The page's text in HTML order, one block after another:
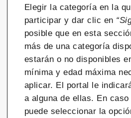
Elegir la categoría en la
participar y dar clic en
posible que en esta
más de una categoría
estarán o no disponibles
mínima y edad máxima
aplicar. El portal le
a alguna de ellas. En
puede seleccionar la